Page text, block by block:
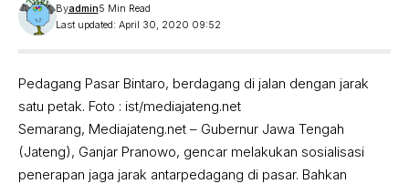
Last updated: April 30, 2020 09:52
Byadmin5 Min Read
Pedagang Pasar Bintaro, berdagang di jalan dengan jarak
satu petak. Foto : ist/mediajateng.net
Semarang, Mediajateng.net – Gubernur Jawa Tengah
(Jateng), Ganjar Pranowo, gencar melakukan sosialisasi
penerapan jaga jarak antarpedagang di pasar. Bahkan